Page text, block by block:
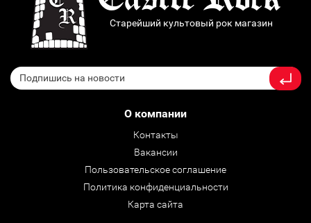
Старейший культовый рок магазин
О компании
Контакты
Вакансии
Пользовательское соглашение
Политика конфиденциальности
Карта сайта